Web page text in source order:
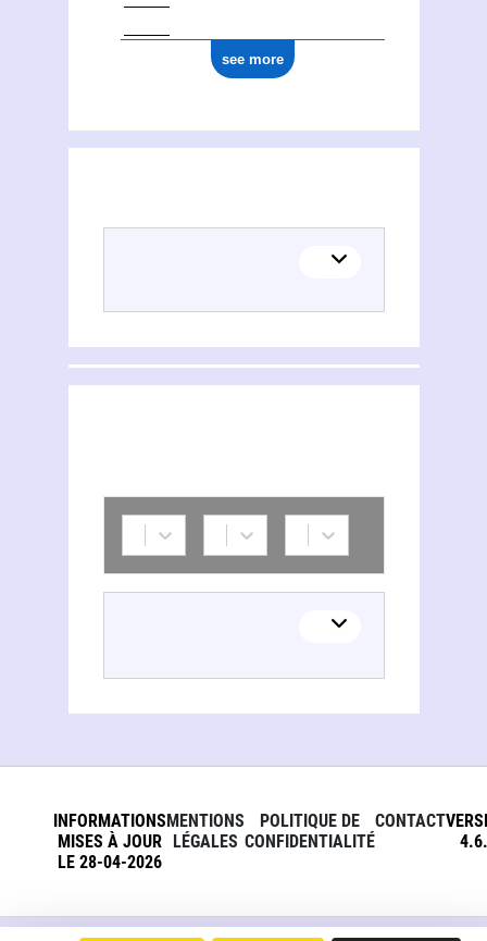
see more
INFORMATIONS
MISES À JOUR
LE 28-04-2026
MENTIONS
LÉGALES
POLITIQUE DE
CONFIDENTIALITÉ
CONTACT